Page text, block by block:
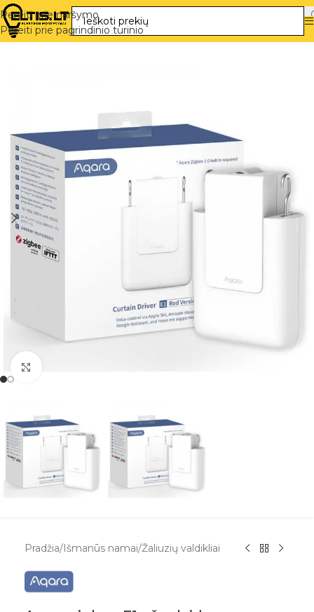
Pereiti prie naršymo
Pereiti prie pagrindinio turinio
Pradžia/Išmanūs namai/Žaliuzių valdikliai